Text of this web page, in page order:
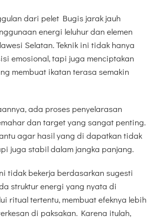
dari pelet Bugis jarak jauh
energi leluhur dan elemen
Selatan. Teknik ini tidak hanya
emosional, tapi juga menciptakan
membuat ikatan terasa semakin
ada proses penyelarasan
dan target yang sangat penting.
agar hasil yang di dapatkan tidak
juga stabil dalam jangka panjang.
tidak bekerja berdasarkan sugesti
struktur energi yang nyata di
ritual tertentu, membuat efeknya lebih
di paksakan. Karena itulah,